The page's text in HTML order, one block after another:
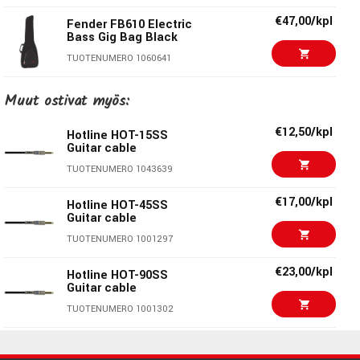
Tarviketaskut:
Kaksi
Reppuhihnat:
Kaksi
Olkahihnat:
--
Suuri tarviketasku:
Musta
Profile valmistaa laadukkaita soitinlaukkuja, telineitä ja
tarvikkeita todella houkuttelevassa hintaluokassa. Modernin
tekemään soitinlaukuistaan kestäviä ja käytännöllisiä.
Profile-soitinhihnat ovat lyömättömiä hintaluokassaan ja
suosituimmat soitintarvikkeet täydentävät monipuolisen
Fender FB610 Electric
Bass Gig Bag Black
TUOTENUMERO 1060641
€47,00/kpl
Profile PRBB-906-KA
Electric bass bag
TUOTENUMERO 1021180
Profile PR50-EB
Electric guitar bag
TUOTENUMERO 1066755
€29,00/kpl
Profile PR50-CB34 3/4
Classical bag
TUOTENUMERO 1066752
€29,00/kpl
Pulse Gig-bag ELG
1000 Electric Guitar
€42,00
Muut ostivat myös:
Hotline HOT-15SS
Guitar cable
TUOTENUMERO 1043639
€12,50/kpl
Hotline HOT-45SS
Guitar cable
TUOTENUMERO 1001297
€17,00/kpl
Hotline HOT-90SS
Guitar cable
TUOTENUMERO 1001302
€23,00/kpl